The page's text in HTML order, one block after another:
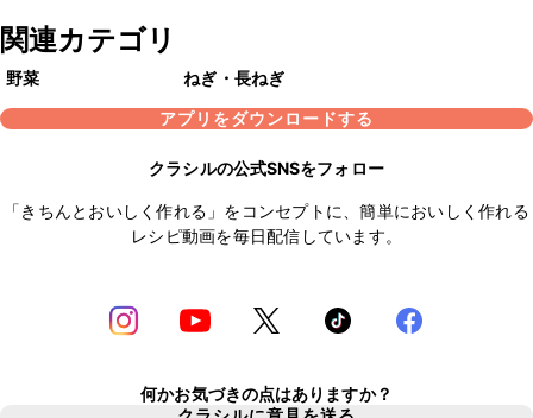
関連カテゴリ
野菜
ねぎ・長ねぎ
アプリをダウンロードする
クラシルの公式SNSをフォロー
「きちんとおいしく作れる」をコンセプトに、簡単においしく作れる
レシピ動画を毎日配信しています。
何かお気づきの点はありますか？